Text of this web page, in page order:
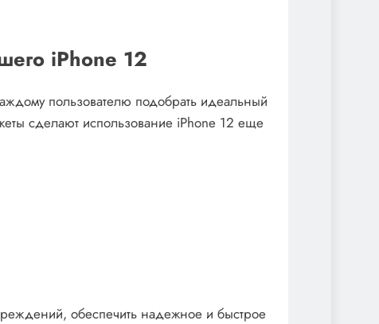
iPhone 12
пользователю подобрать идеальный
сделают использование iPhone 12 еще
обеспечить надежное и быстрое